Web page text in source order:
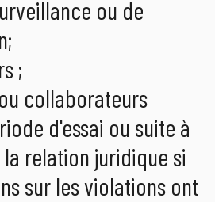
ou de
;
collaborateurs
d'essai ou suite à
la relation juridique si
sur les violations ont